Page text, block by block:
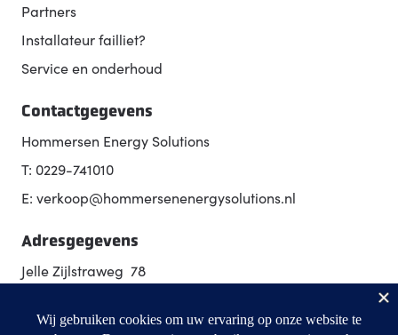
Partners
Installateur failliet?
Service en onderhoud
Contactgegevens
Hommersen Energy Solutions
T: 0229-741010
E: verkoop@hommersenenergysolutions.nl
Adresgegevens
Jelle Zijlstraweg 78
Routebeschrijving